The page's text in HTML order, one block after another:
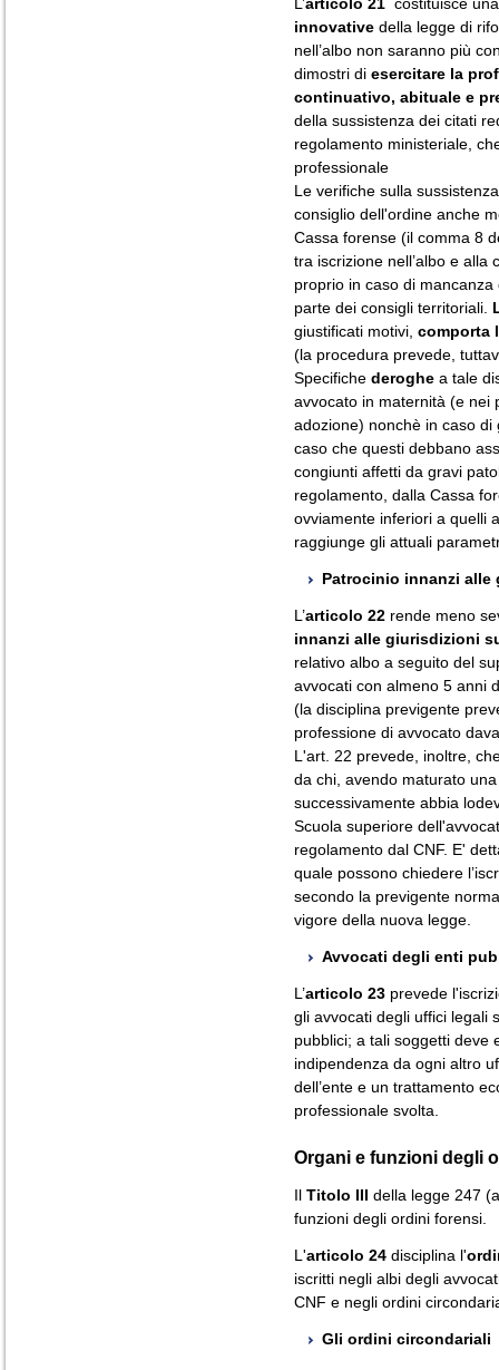
innovative della legge di
nell’albo non saranno più
dimostri di esercitare la
continuativo, abituale e
della sussistenza dei citati
regolamento ministeriale,
professionale
Le verifiche sulla
consiglio dell'ordine anche
Cassa forense (il comma 8
tra iscrizione nell’albo e alla
proprio in caso di
parte dei consigli territoriali.
giustificati motivi, comporta
(la procedura prevede,
Specifiche deroghe a tale
avvocato in maternità (e nei
adozione) nonchè in caso
caso che questi debbano
congiunti affetti da gravi
regolamento, dalla Cassa
ovviamente inferiori a quelli
raggiunge gli attuali
Patrocinio innanzi
L’articolo 22 rende meno
innanzi alle giurisdizioni
relativo albo a seguito del
avvocati con almeno 5 anni
(la disciplina previgente
professione di avvocato
L'art. 22 prevede, inoltre,
da chi, avendo maturato
successivamente abbia
Scuola superiore
regolamento dal CNF. E'
quale possono chiedere
secondo la previgente
vigore della nuova legge.
Avvocati degli enti
L’articolo 23 prevede
gli avvocati degli uffici legali
pubblici; a tali soggetti deve
indipendenza da ogni altro
dell’ente e un trattamento
professionale svolta.
Organi e funzioni degli
Il Titolo III della legge 247
funzioni degli ordini forensi.
L'articolo 24 disciplina l'
iscritti negli albi degli
CNF e negli ordini
Gli ordini circondariali